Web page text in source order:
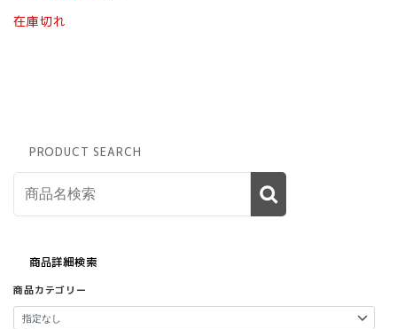
在庫切れ
PRODUCT SEARCH
商品詳細検索
商品カテゴリー